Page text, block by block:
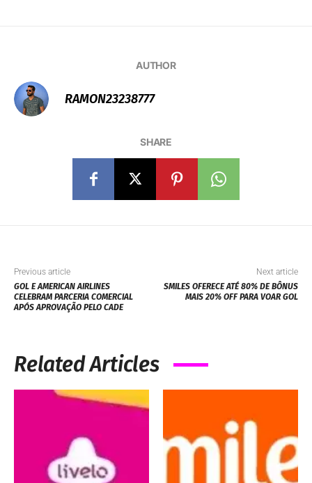
AUTHOR
RAMON23238777
SHARE
Previous article
GOL E AMERICAN AIRLINES
CELEBRAM PARCERIA COMERCIAL
APÓS APROVAÇÃO PELO CADE
Next article
SMILES OFERECE ATÉ 80% DE BÔNUS
MAIS 20% OFF PARA VOAR GOL
Related Articles